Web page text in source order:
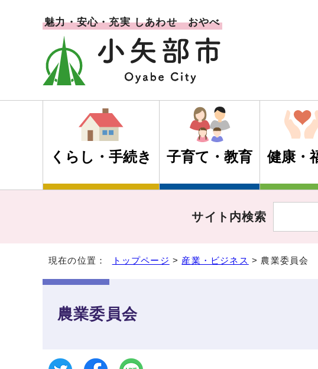
魅力・安心・充実 しあわせ おやべ
くらし・手続き 子育て・教育 健康・
サイト内検索
現在の位置： トップページ > 産業・ビジネス > 農業委員会
農業委員会